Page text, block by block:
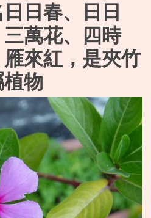
日春、日日
萬花、四時
來紅，是夾竹
物